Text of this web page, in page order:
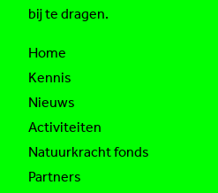
bij te dragen.
Home
Kennis
Nieuws
Activiteiten
Natuurkracht fonds
Partners